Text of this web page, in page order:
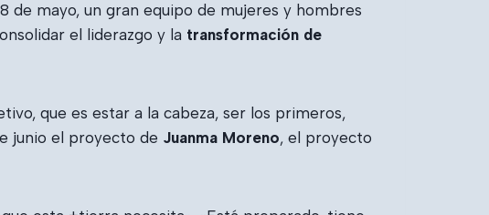
de mayo, un gran equipo de mujeres y hombres
el liderazgo y la transformación de
que es estar a la cabeza, ser los primeros,
junio el proyecto de Juanma Moreno, el proyecto